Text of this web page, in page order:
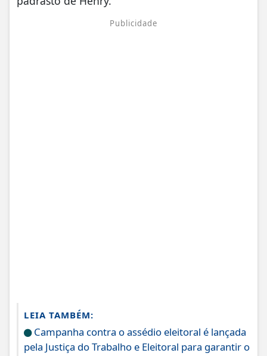
Publicidade
LEIA TAMBÉM:
Campanha contra o assédio eleitoral é lançada
pela Justiça do Trabalho e Eleitoral para garantir o